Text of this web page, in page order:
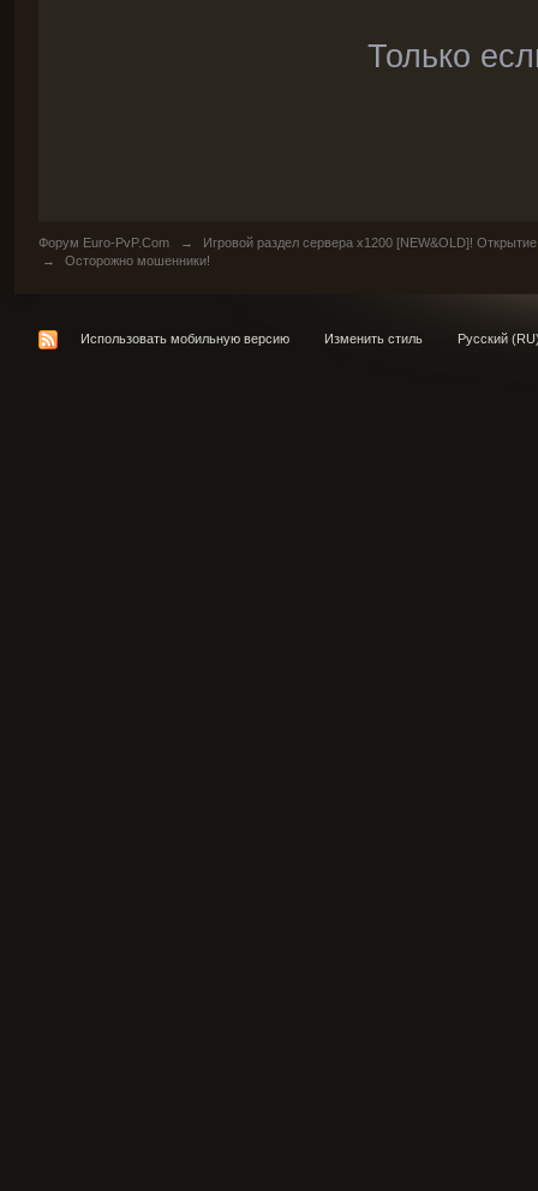
Только
Форум Euro-PvP.Com →
Игровой раздел сервера х1200 [NEW&OLD]!
→
Осторожно мошенники!
Использовать мобильную версию Изменить стиль Русский